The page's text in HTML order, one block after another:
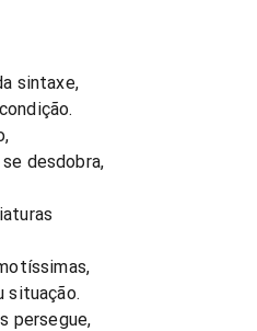
sintaxe,
desdobra,
situação.
persegue,